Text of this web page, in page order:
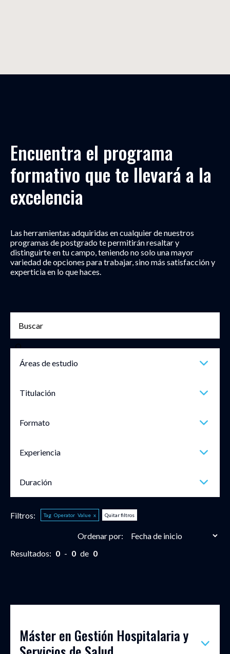
Encuentra el programa
formativo que te llevará a la
excelencia
Las herramientas adquiridas en cualquier de nuestros
programas de postgrado te permitirán resaltar y
distinguirte en tu campo, teniendo no solo una mayor
variedad de opciones para trabajar, sino más satisfacción y
experticia en lo que haces.
Áreas de estudio
Titulación
Formato
Experiencia
Duración
Filtros: Tag Operator Value x Quitar filtros
Ordenar por:
Resultados: 0 - 0 de 0
Máster en Gestión Hospitalaria y